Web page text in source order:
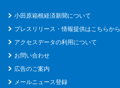
小田原箱根経済新聞について
プレスリリース・情報提供はこちらから
アクセスデータの利用について
お問い合わせ
広告のご案内
メールニュース登録